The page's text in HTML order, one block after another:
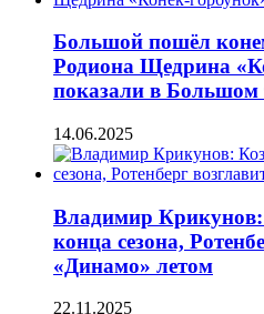
Большой пошёл
Родиона Щедрина
показали в Большом
14.06.2025
Владимир Крикунов:
конца сезона,
«Динамо» летом
22.11.2025